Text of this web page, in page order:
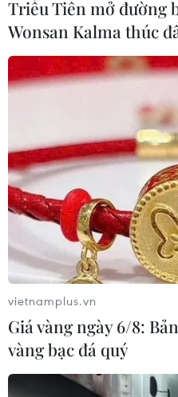
#Bayern Munich
#Người hâm mộ
Đức
Theo dõi VietnamPlus
Triều Tiên mở đường
Wonsan Kalma thúc
vietnamplus.vn
Giá vàng ngày 6/8:
vàng bạc đá quý